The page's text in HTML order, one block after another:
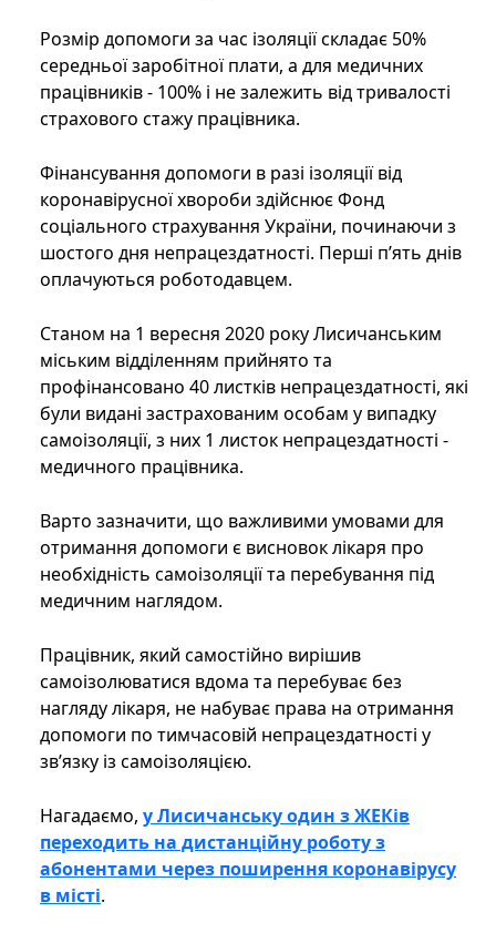
Розмір допомоги за час ізоляції складає 50%
середньої заробітної плати, а для медичних
працівників - 100% і не залежить від тривалості
страхового стажу працівника.
Фінансування допомоги в разі ізоляції від
коронавірусної хвороби здійснює Фонд
соціального страхування України, починаючи з
шостого дня непрацездатності. Перші п’ять днів
оплачуються роботодавцем.
Станом на 1 вересня 2020 року Лисичанським
міським відділенням прийнято та
профінансовано 40 листків непрацездатності, які
були видані застрахованим особам у випадку
самоізоляції, з них 1 листок непрацездатності -
медичного працівника.
Варто зазначити, що важливими умовами для
отримання допомоги є висновок лікаря про
необхідність самоізоляції та перебування під
медичним наглядом.
Працівник, який самостійно вирішив
самоізолюватися вдома та перебуває без
нагляду лікаря, не набуває права на отримання
допомоги по тимчасовій непрацездатності у
зв’язку із самоізоляцією.
Нагадаємо, у Лисичанську один з ЖЕКів
переходить на дистанційну роботу з
абонентами через поширення коронавірусу
в місті.